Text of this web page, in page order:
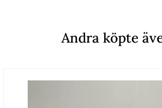
Andra köpte